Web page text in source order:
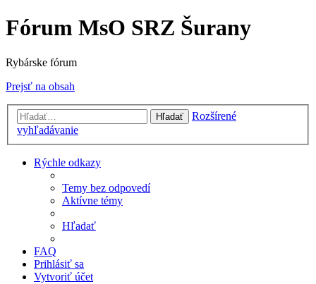
Fórum MsO SRZ Šurany
Rybárske fórum
Prejsť na obsah
Hľadať
Rozšírené
vyhľadávanie
Rýchle odkazy
Temy bez odpovedí
Aktívne témy
Hľadať
FAQ
Prihlásiť sa
Vytvoriť účet